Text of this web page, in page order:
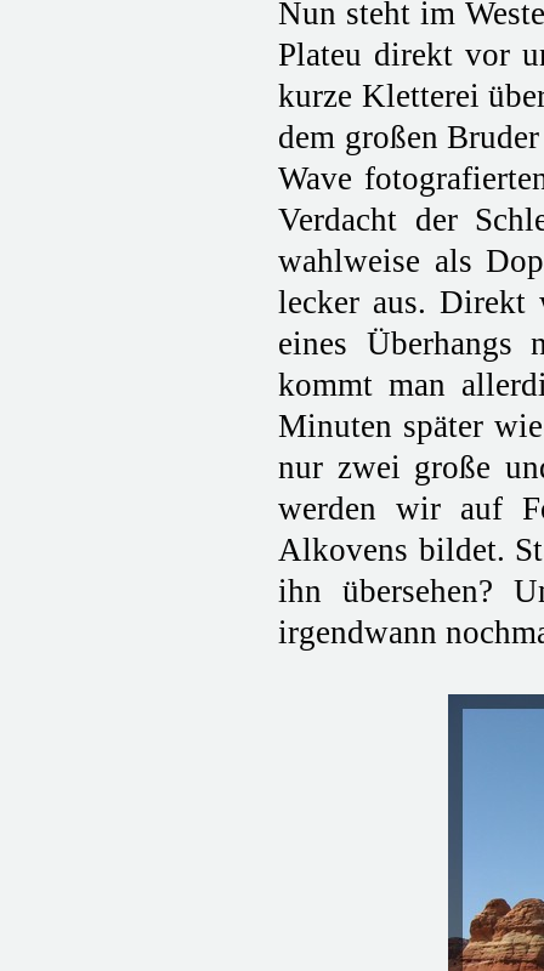
Nun steht im
Plateu direkt vor
kurze Kletterei
dem großen
Wave
Verdacht der
wahlweise als
lecker aus. Direkt
eines Überhangs
kommt man
Minuten später
nur zwei große
werden wir auf
Alkovens bildet.
ihn übersehen?
irgendwann